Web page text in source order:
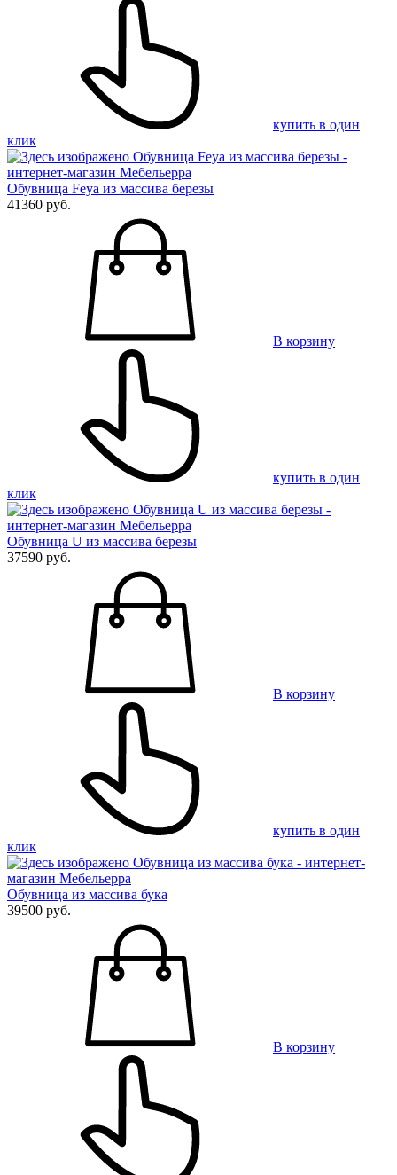
купить в один
клик
Обувница Feya из массива березы
41360 руб.
В корзину
купить в один
клик
Обувница U из массива березы
37590 руб.
В корзину
купить в один
клик
Обувница из массива бука
39500 руб.
В корзину